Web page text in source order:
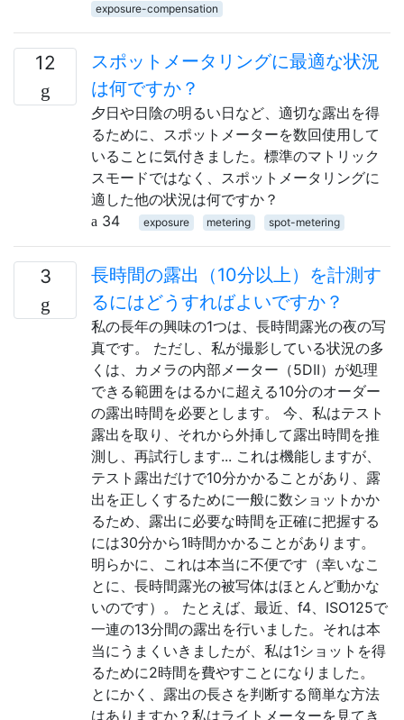
exposure-compensation
12
スポットメータリングに最適な状況
は何ですか？
夕日や日陰の明るい日など、適切な露出を得
るために、スポットメーターを数回使用して
いることに気付きました。標準のマトリック
スモードではなく、スポットメータリングに
適した他の状況は何ですか？
34
exposure metering spot-metering
3
長時間の露出（10分以上）を計測す
るにはどうすればよいですか？
私の長年の興味の1つは、長時間露光の夜の写
真です。 ただし、私が撮影している状況の多
くは、カメラの内部メーター（5DII）が処理
できる範囲をはるかに超える10分のオーダー
の露出時間を必要とします。 今、私はテスト
露出を取り、それから外挿して露出時間を推
測し、再試行します... これは機能しますが、
テスト露出だけで10分かかることがあり、露
出を正しくするために一般に数ショットかか
るため、露出に必要な時間を正確に把握する
には30分から1時間かかることがあります。
明らかに、これは本当に不便です（幸いなこ
とに、長時間露光の被写体はほとんど動かな
いのです）。 たとえば、最近、f4、ISO125で
一連の13分間の露出を行いました。それは本
当にうまくいきましたが、私は1ショットを得
るために2時間を費やすことになりました。
とにかく、露出の長さを判断する簡単な方法
はありますか？私はライトメーターを見てき